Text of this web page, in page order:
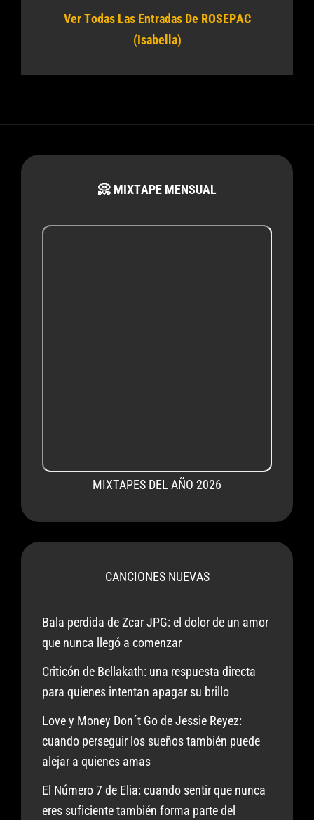
Ver Todas Las Entradas De ROSEPAC
(Isabella)
📀 MIXTAPE MENSUAL
MIXTAPES DEL AÑO 2026
CANCIONES NUEVAS
Bala perdida de Zcar JPG: el dolor de un amor
que nunca llegó a comenzar
Criticón de Bellakath: una respuesta directa
para quienes intentan apagar su brillo
Love y Money Don´t Go de Jessie Reyez:
cuando perseguir los sueños también puede
alejar a quienes amas
El Número 7 de Elia: cuando sentir que nunca
eres suficiente también forma parte del